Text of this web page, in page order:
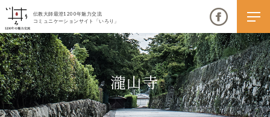
伝教大師最澄1200年魅力交流
コミュニケーションサイト「いろり」
瀧山寺